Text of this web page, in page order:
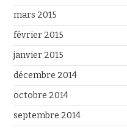
mars 2015
février 2015
janvier 2015
décembre 2014
octobre 2014
septembre 2014